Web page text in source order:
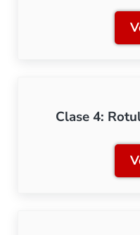
Clase 4: